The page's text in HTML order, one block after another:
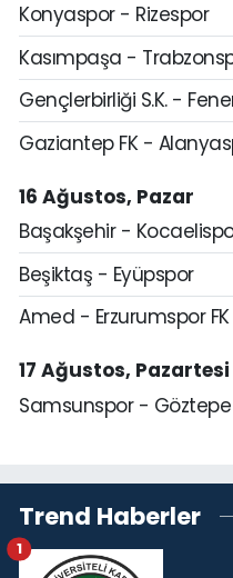
Konyaspor - Rizespor
Kasımpaşa -
Gençlerbirliği S.K. -
Gaziantep FK -
16 Ağustos, Pazar
Başakşehir -
Beşiktaş - Eyüpspor
Amed - Erzurumspor FK
17 Ağustos, Pazartesi
Samsunspor - Göztepe
Trend Haberler
1